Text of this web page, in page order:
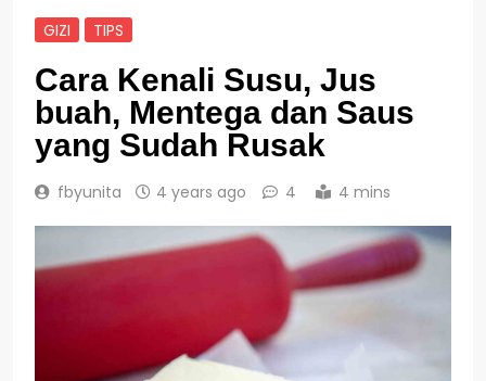
GIZI TIPS
Cara Kenali Susu, Jus
buah, Mentega dan Saus
yang Sudah Rusak
fbyunita 4 years ago 4 4 mins